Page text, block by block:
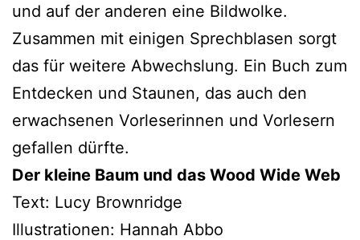
und auf der ande­ren eine Bildwolke.
Zusammen mit eini­gen Sprechblasen sorgt
das für wei­te­re Abwechslung. Ein Buch zum
Entdecken und Staunen, das auch den
erwach­se­nen Vorleserinnen und Vorlesern
gefal­len dürfte.
Der klei­ne Baum und das Wood Wide Web
Text: Lucy Brownridge
Illustrationen: Hannah Abbo